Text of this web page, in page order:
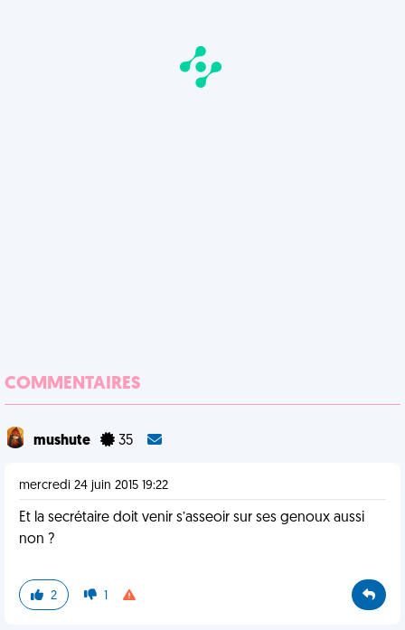
COMMENTAIRES
mushute 35
mercredi 24 juin 2015 19:22
Et la secrétaire doit venir s’asseoir sur ses genoux aussi
non ?
2 1